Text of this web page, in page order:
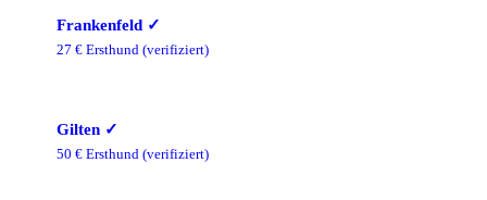
Frankenfeld ✓
27 € Ersthund (verifiziert)
Gilten ✓
50 € Ersthund (verifiziert)